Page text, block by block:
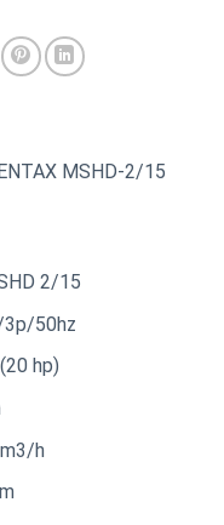
MSHD-2/15
2/15
3p/50hz
hp)
h